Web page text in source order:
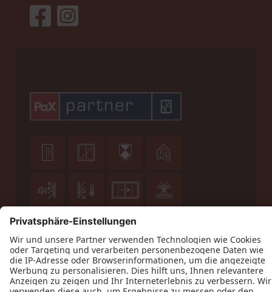
   
   
 